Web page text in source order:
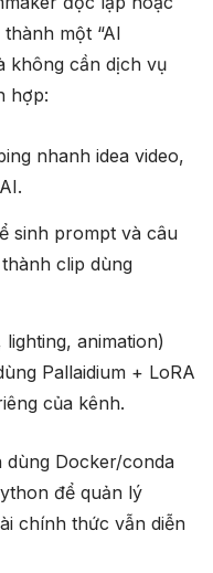
một “AI
không cần dịch vụ
hợp:
nhanh idea video,
sinh prompt và câu
clip dùng
animation)
Pallaidium + LoRA
của kênh.
dùng Docker/conda
để quản lý
chính thức vẫn diễn